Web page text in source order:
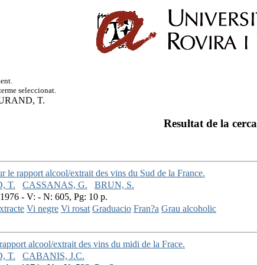
seleccionat.
T.
Resultat de la cerca
le rapport alcool/extrait des vins du Sud de la France.
T. CASSANAS, G.
BRUN, S.
- V: - N: 605, Pg: 10 p.
Vi negre Vi rosat Graduacio Fran?a Grau alcoholic
alcool/extrait des vins du midi de la Frace.
T.
CABANIS, J.C.